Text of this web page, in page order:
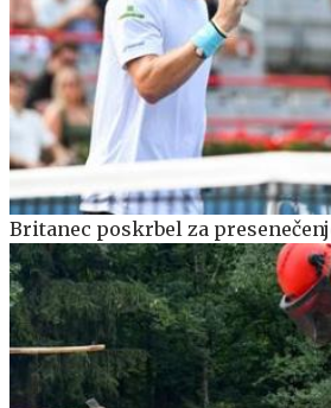
Britanec poskrbel za